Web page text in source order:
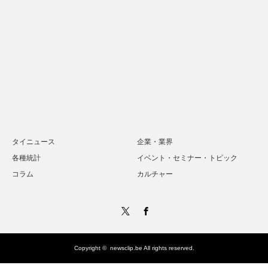
タイニュース
企業・業界
各種統計
イベント・セミナー・トピック
コラム
カルチャー
Copyright © newsclip.be All rights reserved.